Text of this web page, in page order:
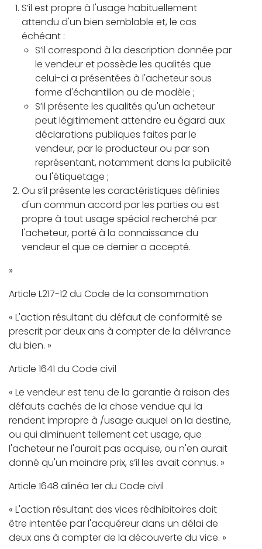
S’il est propre à l'usage habituellement
attendu d'un bien semblable et, le cas
échéant :
S’il correspond à la description donnée par
le vendeur et possède les qualités que
celui-ci a présentées à l'acheteur sous
forme d'échantillon ou de modèle ;
S’il présente les qualités qu'un acheteur
peut légitimement attendre eu égard aux
déclarations publiques faites par le
vendeur, par le producteur ou par son
représentant, notamment dans la publicité
ou l'étiquetage ;
Ou s’il présente les caractéristiques définies
d'un commun accord par les parties ou est
propre à tout usage spécial recherché par
l'acheteur, porté à la connaissance du
vendeur el que ce dernier a accepté.
»
Article L217-12 du Code de la consommation
« L'action résultant du défaut de conformité se
prescrit par deux ans à compter de la délivrance
du bien. »
Article 1641 du Code civil
« Le vendeur est tenu de la garantie à raison des
défauts cachés de la chose vendue qui la
rendent impropre à /usage auquel on la destine,
ou qui diminuent tellement cet usage, que
l'acheteur ne l'aurait pas acquise, ou n'en aurait
donné qu'un moindre prix, s’il les avait connus. »
Article 1648 alinéa 1er du Code civil
« L'action résultant des vices rédhibitoires doit
être intentée par l'acquéreur dans un délai de
deux ans à compter de la découverte du vice. »